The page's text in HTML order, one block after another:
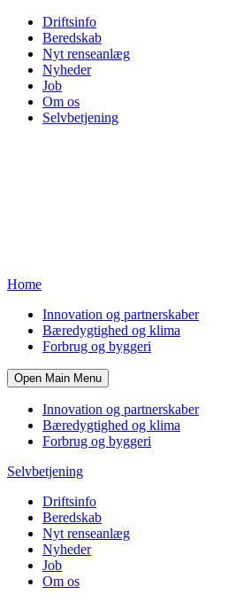
Driftsinfo
Beredskab
Nyt renseanlæg
Nyheder
Job
Om os
Selvbetjening
Home
Innovation og partnerskaber
Bæredygtighed og klima
Forbrug og byggeri
Open Main Menu
Innovation og partnerskaber
Bæredygtighed og klima
Forbrug og byggeri
Selvbetjening
Driftsinfo
Beredskab
Nyt renseanlæg
Nyheder
Job
Om os